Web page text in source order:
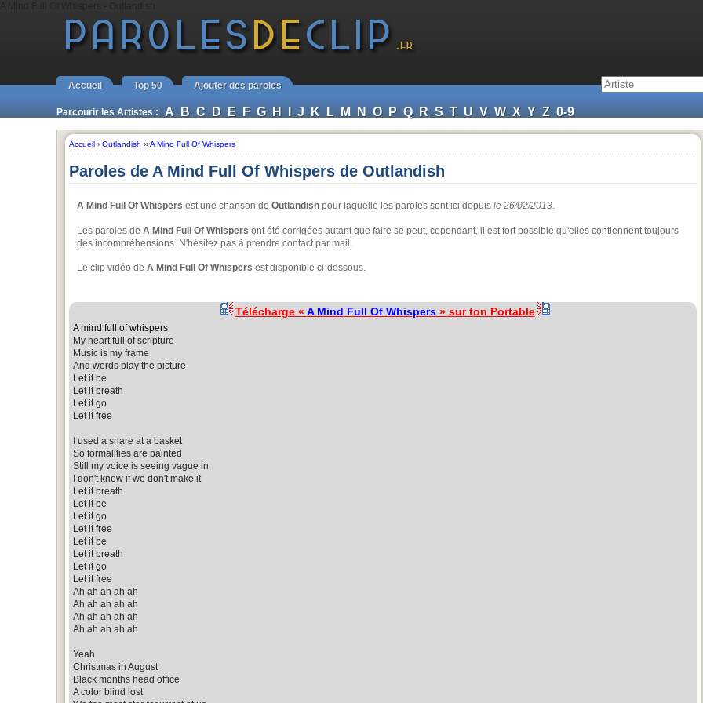
Accueil Top 50 Ajouter des paroles
Parcourir les Artistes : A B C D E F G H I J K L M N O P Q R S T U V W X Y Z 0-9
Accueil › Outlandish ››A Mind Full Of Whispers
Paroles de A Mind Full Of Whispers de Outlandish
A Mind Full Of Whispers est une chanson de Outlandish pour laquelle les paroles sont ici depuis le 26/02/2013.
Les paroles de A Mind Full Of Whispers ont été corrigées autant que faire se peut, cependant, il est fort possible qu'elles contiennent toujours
des incompréhensions. N'hésitez pas à prendre contact par mail.
Le clip vidéo de A Mind Full Of Whispers est disponible ci-dessous.
Télécharge « A Mind Full Of Whispers» sur ton Portable
A mind full of whispers
My heart full of scripture
Music is my frame
And words play the picture
Let it be
Let it breath
Let it go
Let it free
I used a snare at a basket
So formalities are painted
Still my voice is seeing vague in
I don't know if we don't make it
Let it breath
Let it be
Let it go
Let it free
Let it be
Let it breath
Let it go
Let it free
Ah ah ah ah ah
Ah ah ah ah ah
Ah ah ah ah ah
Ah ah ah ah ah
Yeah
Christmas in August
Black months head office
A color blind lost